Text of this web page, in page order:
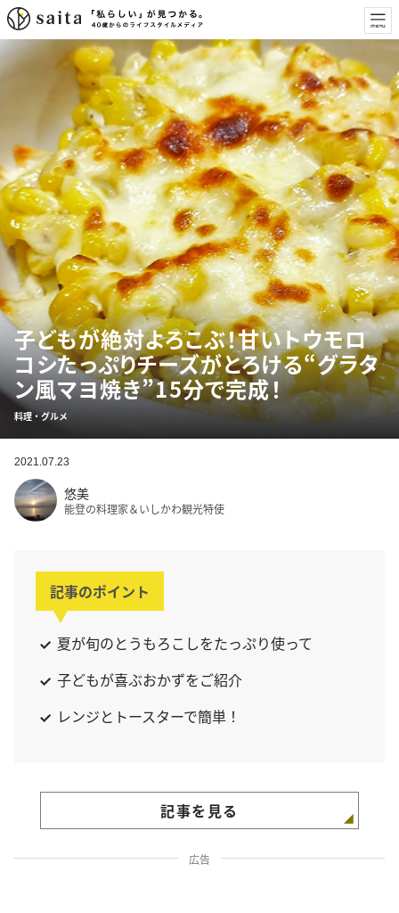
子どもが絶対よろこぶ！甘いトウモロ
コシたっぷりチーズがとろける“グラタ
ン風マヨ焼き”15分で完成！
料理・グルメ
2021.07.23
悠美
能登の料理家＆いしかわ観光特使
記事のポイント
夏が旬のとうもろこしをたっぷり使って
子どもが喜ぶおかずをご紹介
レンジとトースターで簡単！
記事を見る
広告